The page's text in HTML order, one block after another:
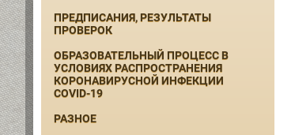
ПРЕДПИСАНИЯ, РЕЗУЛЬТАТЫ
ПРОВЕРОК
ОБРАЗОВАТЕЛЬНЫЙ ПРОЦЕСС В
УСЛОВИЯХ РАСПРОСТРАНЕНИЯ
КОРОНАВИРУСНОЙ ИНФЕКЦИИ
COVID-19
РАЗНОЕ